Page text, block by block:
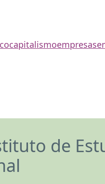
capitalismoempresas
de